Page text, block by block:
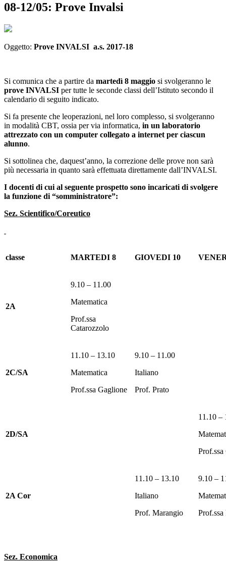
08-12/05: Prove Invalsi
Oggetto: Prove INVALSI a.s. 2017-18
Si comunica che a partire da martedì 8 maggio si svolgeranno le
prove INVALSI per tutte le seconde classi dell’Istituto secondo il
calendario di seguito indicato.
Si fa presente che leoperazioni, nel loro complesso, si svolgeranno
in modalità CBT, ossia per via informatica, in un laboratorio
attrezzato con un computer collegato a internet per ciascun
alunno.
Si sottolinea che, daquest’anno, la correzione delle prove non sarà
più necessaria in quanto sarà effettuata direttamente dall’INVALSI.
I docenti di cui al seguente prospetto sono incaricati di svolgere
la funzione di “somministratore”:
Sez. Scientifico/Coreutico
classe MARTEDI 8 GIOVEDI 10
2A
9.10 – 11.00
Matematica
Prof.ssa
Catarozzolo
2C/SA
11.10 – 13.10
Matematica
Prof.ssa Gaglione
9.10 – 11.00
Italiano
Prof. Prato
2D/SA
11.10 –
2A Cor
11.10 – 13.10
Italiano
Prof. Marangio
9.10 –
Sez. Economica